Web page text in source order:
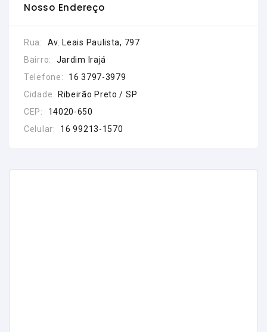
Nosso Endereço
Rua:
Av. Leais Paulista, 797
Bairro:
Jardim Irajá
Telefone:
16 3797-3979
Cidade
Ribeirão Preto / SP
CEP:
14020-650
Celular:
16 99213-1570